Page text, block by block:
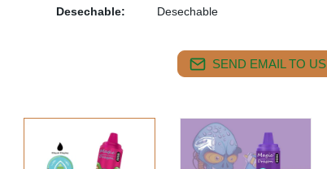
Desechable:
Desechable
SEND EMAIL TO US